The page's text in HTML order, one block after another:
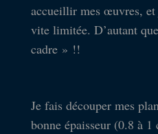
accueillir mes œuvres, et
vite limitée. D’autant
cadre » !!
Je fais découper mes
bonne épaisseur (0.8 à